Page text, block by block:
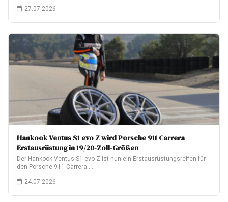
27.07.2026
Hankook Ventus S1 evo Z wird Porsche 911 Carrera
Erstausrüstung in 19/20-Zoll-Größen
Der Hankook Ventus S1 evo Z ist nun ein Erstausrüstungsreifen für
den Porsche 911 Carrera.…
24.07.2026